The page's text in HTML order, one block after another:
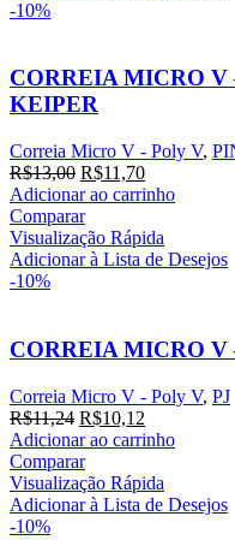
-10%
CORREIA MICRO V
KEIPER
Correia Micro V - Poly V,
R$13,00 O
preço
original
era:
R$13,00.
R$11,70O
preço
é:
R$11,70.
Adicionar ao carrinho
Comparar
Visualização Rápida
Adicionar à Lista de Desejos
-10%
CORREIA MICRO V
Correia Micro V - Poly V, PJ
R$11,24 O
preço
original
era:
R$11,24.
R$10,12
preço
é:
R$10,12.
Adicionar ao carrinho
Comparar
Visualização Rápida
Adicionar à Lista de Desejos
-10%